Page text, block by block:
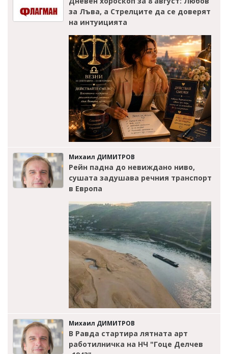
за Лъва, а Стрелците да се доверят
на интуицията
Михаил ДИМИТРОВ
Рейн падна до невиждано ниво,
сушата задушава речния транспорт
в Европа
Михаил ДИМИТРОВ
В Равда стартира лятната арт
работилничка на НЧ "Гоце Делчев